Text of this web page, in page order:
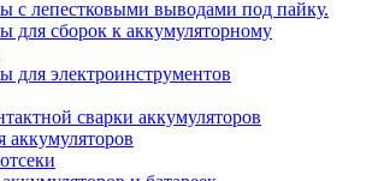
с лепестковыми выводами под пайку.
для сборок к аккумуляторному
для электроинструментов
сварки аккумуляторов
аккумуляторов